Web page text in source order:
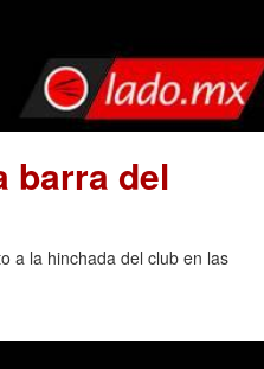
barra del
a la hinchada del club en las